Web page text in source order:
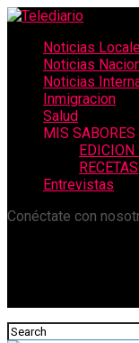
Noticias
Noticias
Noticias
Inmigracion
Salud
MIS
EDICION
RECETAS
Entrevistas
Conéctate con